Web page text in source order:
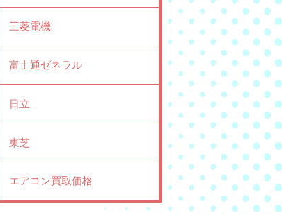
三菱電機
富士通ゼネラル
日立
東芝
エアコン買取価格